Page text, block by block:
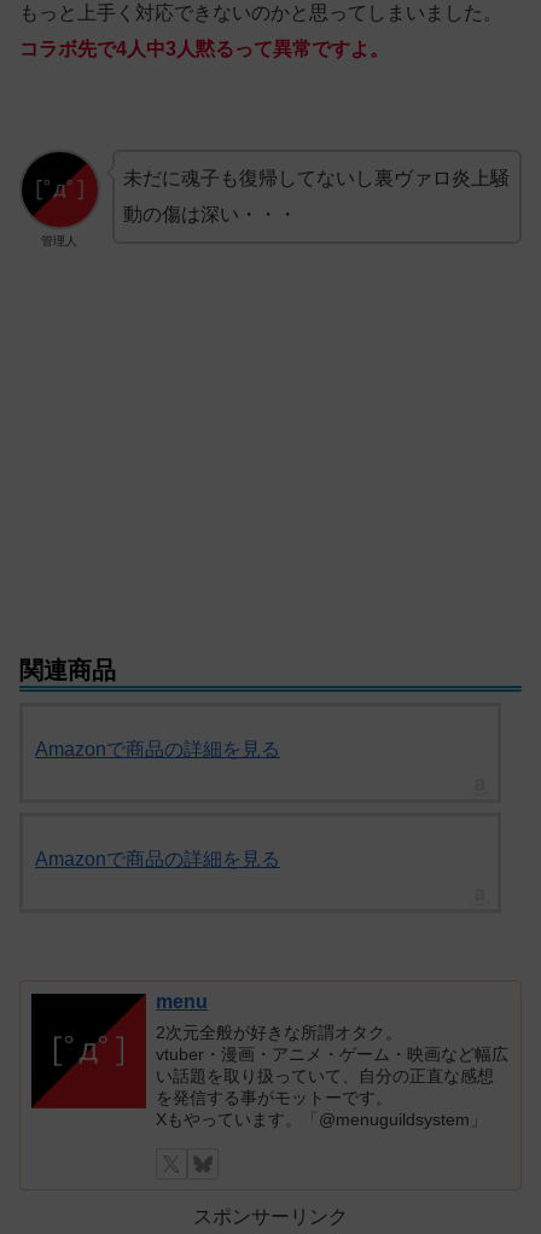
もっと上手く対応できないのかと思ってしまいました。
コラボ先で4人中3人黙るって異常ですよ。
管理人
未だに魂子も復帰してないし裏ヴァロ炎上騒
動の傷は深い・・・
関連商品
Amazonで商品の詳細を見る
Amazonで商品の詳細を見る
menu
2次元全般が好きな所謂オタク。
vtuber・漫画・アニメ・ゲーム・映画など幅広
い話題を取り扱っていて、自分の正直な感想
を発信する事がモットーです。
Xもやっています。「@menuguildsystem」
スポンサーリンク